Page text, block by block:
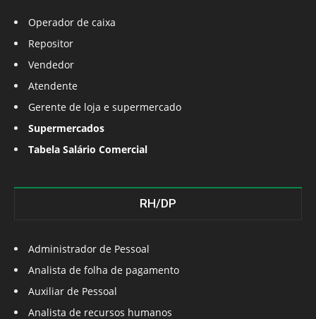
Operador de caixa
Repositor
Vendedor
Atendente
Gerente de loja e supermercado
Supermercados
Tabela Salário Comercial
RH/DP
Administrador de Pessoal
Analista de folha de pagamento
Auxiliar de Pessoal
Analista de recursos humanos